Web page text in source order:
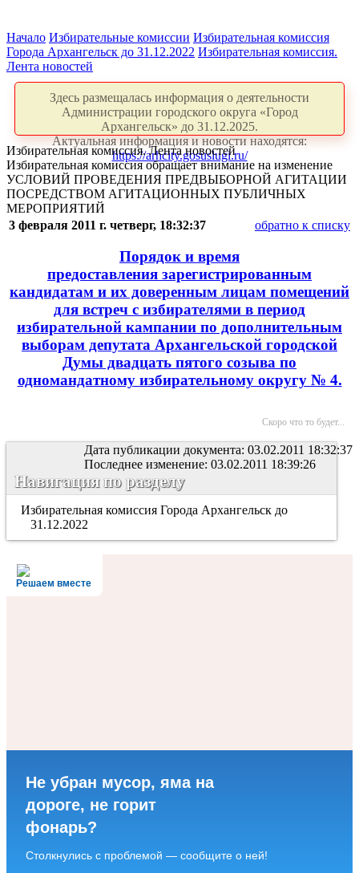
Начало Избирательные комиссии Избирательная комиссия
Города Архангельск до 31.12.2022 Избирательная комиссия.
Лента новостей
Здесь размещалась информация о деятельности
Администрации городского округа «Город
Архангельск» до 31.12.2025.
Актуальная информация и новости находятся:
https://arhcity.gosuslugi.ru/
Избирательная комиссия. Лента новостей
Избирательная комиссия обращает внимание на изменение
УСЛОВИЙ ПРОВЕДЕНИЯ ПРЕДВЫБОРНОЙ АГИТАЦИИ
ПОСРЕДСТВОМ АГИТАЦИОННЫХ ПУБЛИЧНЫХ
МЕРОПРИЯТИЙ
3 февраля 2011 г. четверг, 18:32:37
обратно к списку
Порядок и время
предоставления зарегистрированным
кандидатам и их доверенным лицам помещений
для встреч с избирателями в период
избирательной кампании по дополнительным
выборам депутата Архангельской городской
Думы двадцать пятого созыва по
одномандатному избирательному округу № 4.
Скоро что то будет...
Дата публикации документа: 03.02.2011 18:32:37
Последнее изменение: 03.02.2011 18:39:26
Навигация по разделу
Избирательная комиссия Города Архангельск до
31.12.2022
Решаем вместе
Не убран мусор, яма на
дороге, не горит
фонарь?
Столкнулись с проблемой — сообщите о ней!